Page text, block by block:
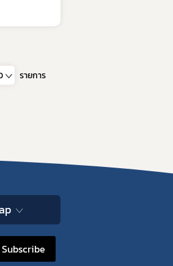
รายการ
Subscribe